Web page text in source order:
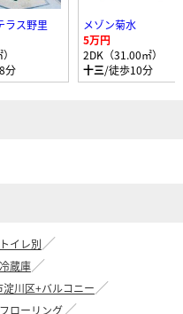
ラス野里
分
メゾン菊水
5万円
2DK（31.00㎡）
十三/徒歩10分
イレ別
蔵庫
淀川区+バルコニー
ローリング